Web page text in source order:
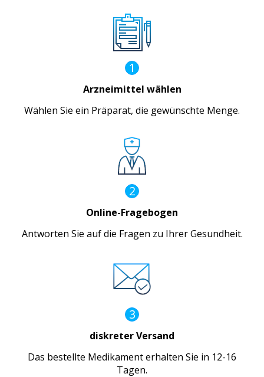
1
Arzneimittel wählen
Wählen Sie ein Präparat, die gewünschte Menge.
2
Online-Fragebogen
Antworten Sie auf die Fragen zu Ihrer Gesundheit.
3
diskreter Versand
Das bestellte Medikament erhalten Sie in 12-16
Tagen.